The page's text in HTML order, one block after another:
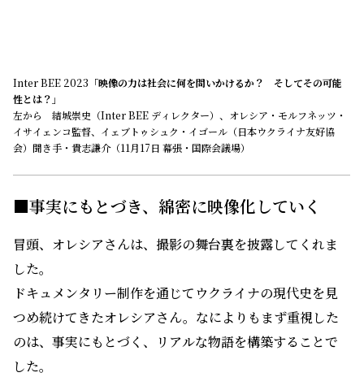
Inter BEE 2023 「映像の力は社会に何を問いかけるか？ そしてその可能
性とは？」
左から 結城崇史（Inter BEE ディレクター）、オレシア・モルフネッツ・
イサイェンコ監督、イェブトゥシュク・イゴール（日本ウクライナ友好協
会）聞き手・貴志謙介（11月17日 幕張・国際会議場）
■事実にもとづき、綿密に映像化していく
冒頭、オレシアさんは、撮影の舞台裏を披露してくれま
した。
ドキュメンタリー制作を通じてウクライナの現代史を見
つめ続けてきたオレシアさん。なによりもまず重視した
のは、事実にもとづく、リアルな物語を構築することで
した。